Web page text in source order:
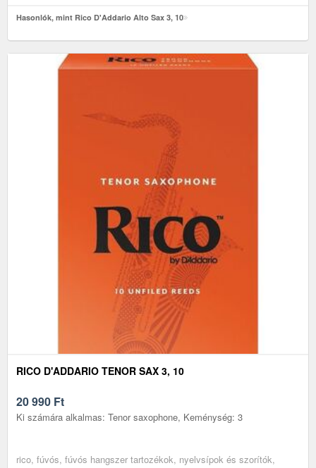
Hasonlók, mint Rico D'Addario Alto Sax 3, 10
RICO D'ADDARIO TENOR SAX 3, 10
20 990 Ft
Ki számára alkalmas: Tenor saxophone, Keménység: 3
rico, fúvós, fúvós hangszer tartozékok, nyelvsípok és szorítók,